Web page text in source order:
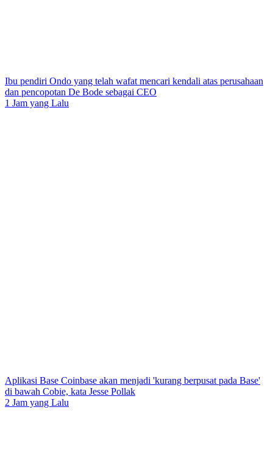
Ibu pendiri Ondo yang telah wafat mencari kendali atas perusahaan
dan pencopotan De Bode sebagai CEO
1 Jam yang Lalu
Aplikasi Base Coinbase akan menjadi 'kurang berpusat pada Base'
di bawah Cobie, kata Jesse Pollak
2 Jam yang Lalu